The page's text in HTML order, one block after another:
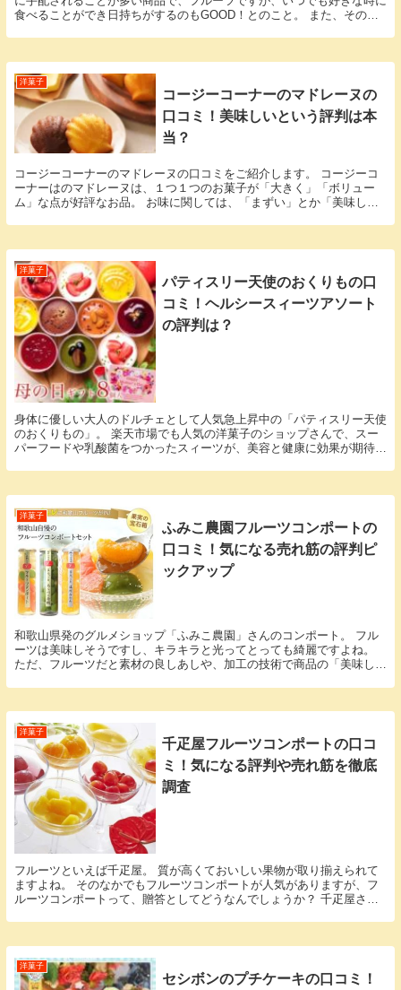
食べることができ日持ちがするのもGOOD！とのこと。 また、そのま
洋菓子
コージーコーナーのマドレーヌの
口コミ！美味しいという評判は本
当？
コージーコーナーのマドレーヌの口コミをご紹介します。 コージーコ
ーナーはのマドレーヌは、１つ１つのお菓子が「大きく」「ボリュー
ム」な点が好評なお品。 お味に関しては、「まずい」とか「美味しく
洋菓子
パティスリー天使のおくりもの口
コミ！ヘルシースィーツアソート
の評判は？
身体に優しい大人のドルチェとして人気急上昇中の「パティスリー天使
のおくりもの」。 楽天市場でも人気の洋菓子のショップさんで、スー
パーフードや乳酸菌をつかったスィーツが、美容と健康に効果が期待で
洋菓子
ふみこ農園フルーツコンポートの
口コミ！気になる売れ筋の評判ピ
ックアップ
和歌山県発のグルメショップ「ふみこ農園」さんのコンポート。 フル
ーツは美味しそうですし、キラキラと光ってとっても綺麗ですよね。
ただ、フルーツだと素材の良しあしや、加工の技術で商品の「美味し
洋菓子
千疋屋フルーツコンポートの口コ
ミ！気になる評判や売れ筋を徹底
調査
フルーツといえば千疋屋。 質が高くておいしい果物が取り揃えられて
ますよね。 そのなかでもフルーツコンポートが人気がありますが、フ
ルーツコンポートって、贈答としてどうなんでしょうか？ 千疋屋さん
洋菓子
セシボンのプチケーキの口コミ！